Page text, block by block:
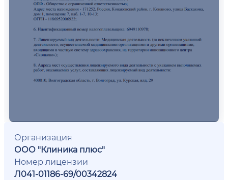
Организация
ООО "Клиника плюс"
Номер лицензии
Л041-01186-69/00342824